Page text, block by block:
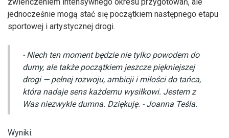
jednocześnie mogą stać się początkiem następnego etapu
sportowej i artystycznej drogi.
-Niech ten moment będzie nie tylko powodem do
dumy, ale także początkiem jeszcze piękniejszej
drogi — pełnej rozwoju, ambicji i miłości do tańca,
która nadaje sens każdemu wysiłkowi. Jestem z
Was niezwykle dumna. Dziękuję. - Joanna Teśla.
Wyniki: